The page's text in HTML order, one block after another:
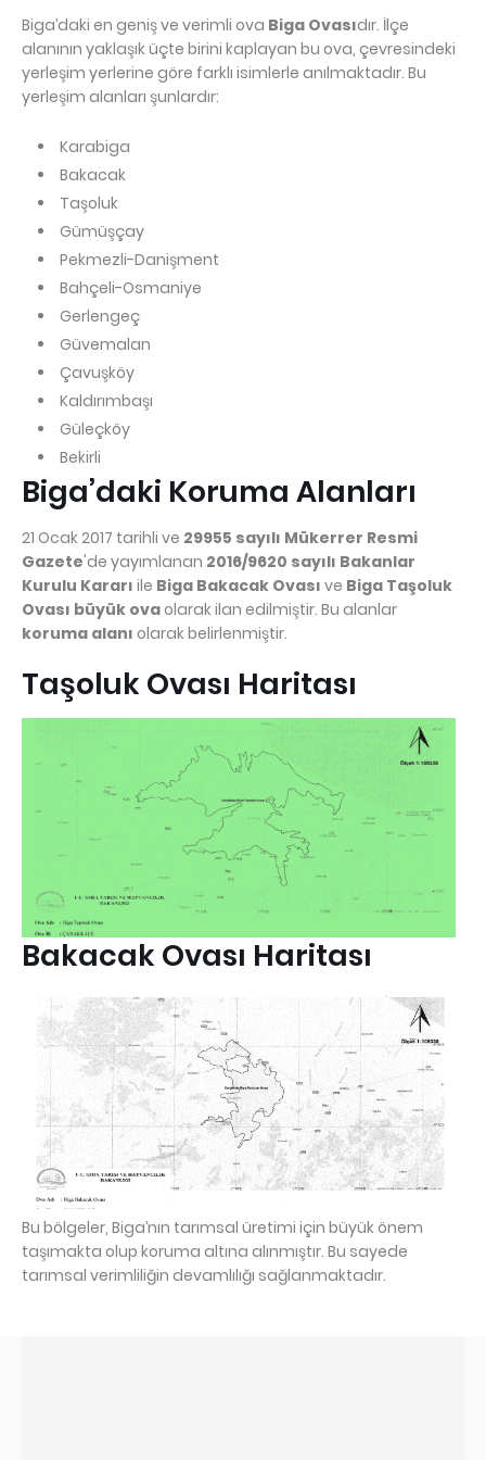
Biga’daki en geniş ve verimli ova Biga Ovasıdır. İlçe
alanının yaklaşık üçte birini kaplayan bu ova, çevresindeki
yerleşim yerlerine göre farklı isimlerle anılmaktadır. Bu
yerleşim alanları şunlardır:
Karabiga
Bakacak
Taşoluk
Gümüşçay
Pekmezli-Danişment
Bahçeli-Osmaniye
Gerlengeç
Güvemalan
Çavuşköy
Kaldırımbaşı
Güleçköy
Bekirli
Biga’daki Koruma Alanları
21 Ocak 2017 tarihli ve 29955 sayılı Mükerrer Resmi
Gazete'de yayımlanan 2016/9620 sayılı Bakanlar
Kurulu Kararı ile Biga Bakacak Ovası ve Biga Taşoluk
Ovası büyük ovaolarak ilan edilmiştir. Bu alanlar
koruma alanı olarak belirlenmiştir.
Taşoluk Ovası Haritası
Bakacak Ovası Haritası
Bu bölgeler, Biga’nın tarımsal üretimi için büyük önem
taşımakta olup koruma altına alınmıştır. Bu sayede
tarımsal verimliliğin devamlılığı sağlanmaktadır.